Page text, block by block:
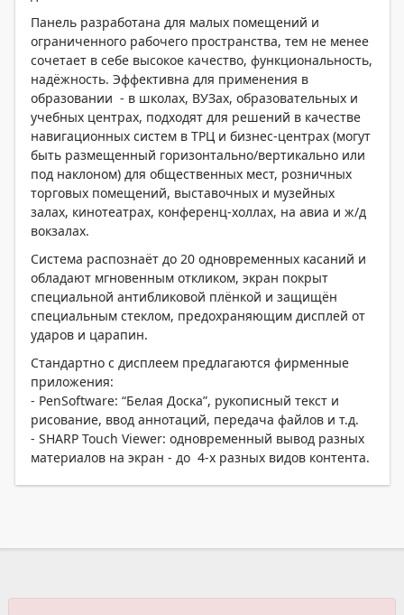
Панель разработана для малых помещений и
ограниченного рабочего пространства, тем не менее
сочетает в себе высокое качество, функциональность,
надёжность. Эффективна для применения в
образовании - в школах, ВУЗах, образовательных и
учебных центрах, подходят для решений в качестве
навигационных систем в ТРЦ и бизнес-центрах (могут
быть размещенный горизонтально/вертикально или
под наклоном) для общественных мест, розничных
торговых помещений, выставочных и музейных
залах, кинотеатрах, конференц-холлах, на авиа и ж/д
вокзалах.
Система распознаёт до 20 одновременных касаний и
обладают мгновенным откликом, экран покрыт
специальной антибликовой плёнкой и защищён
специальным стеклом, предохраняющим дисплей от
ударов и царапин.
Стандартно с дисплеем предлагаются фирменные
приложения:
- PenSoftware: “Белая Доска”, рукописный текст и
рисование, ввод аннотаций, передача файлов и т.д.
- SHARP Touch Viewer: одновременный вывод разных
материалов на экран - до 4-х разных видов контента.